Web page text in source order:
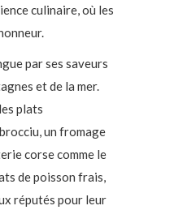
culinaire, où les
par ses saveurs
et de la mer.
plats
un fromage
corse comme le
de poisson frais,
réputés pour leur